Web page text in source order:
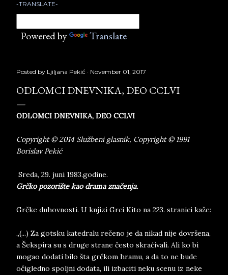
-TRANSLATE-
Powered by Translate
Posted by Ljiljana Pekić November 01, 2017
ODLOMCI DNEVNIKA, DEO CCLVI
ODLOMCI DNEVNIKA, DEO CCLVI
Copyright © 2014 Službeni glasnik, Copyright © 1991
Borislav Pekić
Sreda, 29. juni 1983.godine.
Grčko pozorište kao drama značenja.
Grčke duhovnosti. U knjizi Grci Kito na 223. stranici kaže:
„(...) Za gotsku katedralu rečeno je da nikad nije dovršena,
a Šekspira su s druge strane često skraćivali. Ali ko bi
mogao dodati bilo šta grčkom hramu, a da to ne bude
očigledno spoljni dodata, ili izbaciti neku scenu iz neke